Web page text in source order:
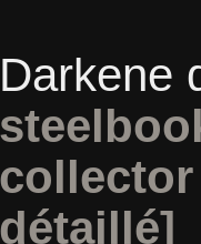
Darkene
détaillé]